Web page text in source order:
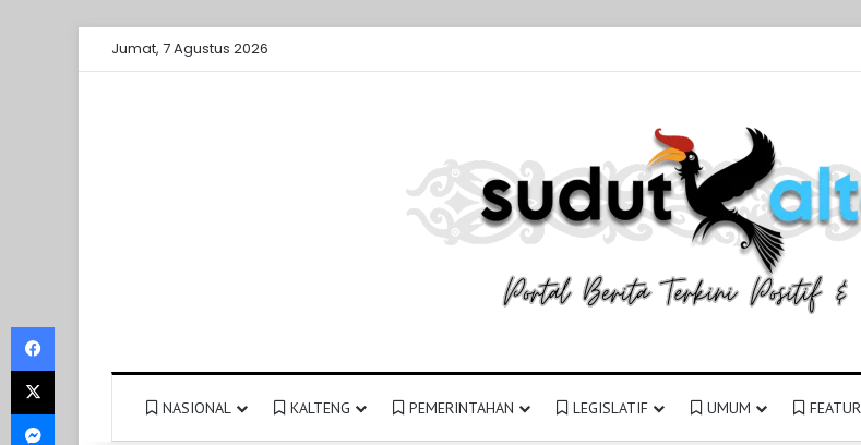
Jumat, 7 Agustus 2026
NASIONAL KALTENG PEMERINTAHAN LEGISLATIF UMUM
Facebook
X
Messenger